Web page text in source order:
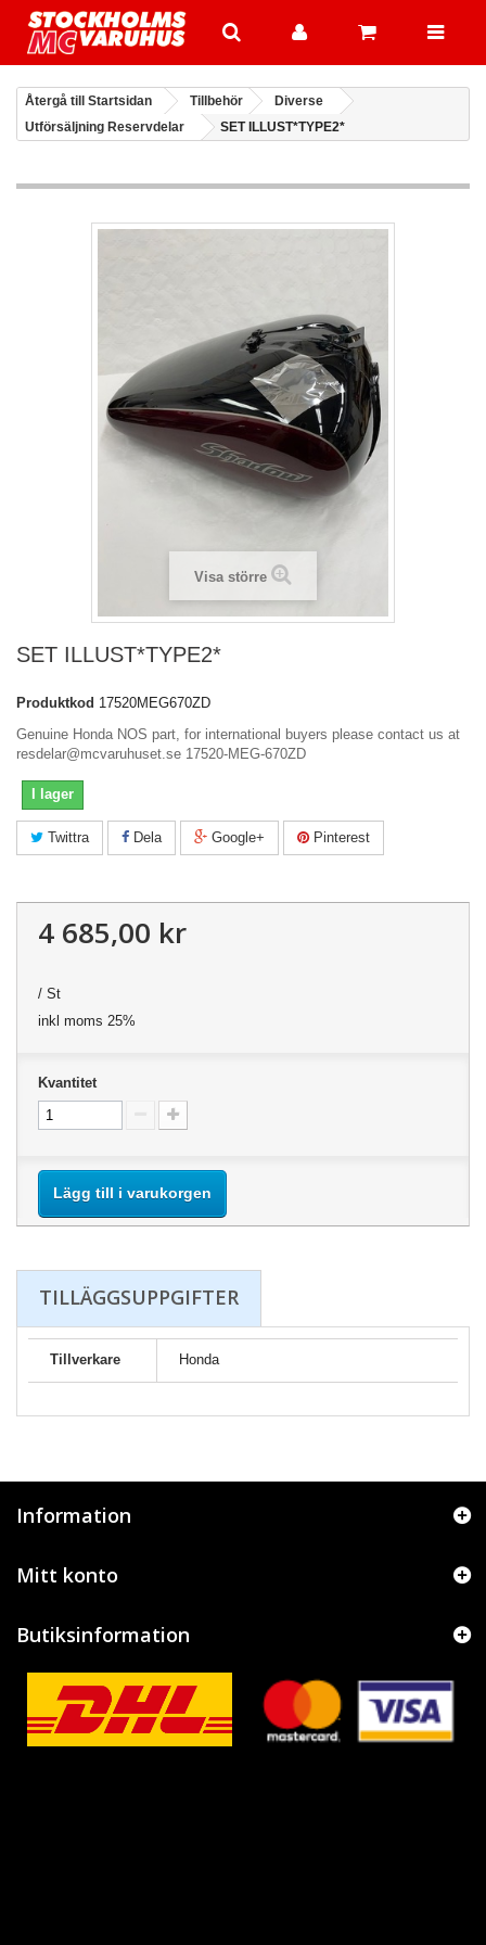
Återgå till Startsidan Tillbehör
Diverse
Utförsäljning Reservdelar
SET ILLUST*TYPE2*
Visa större
SET ILLUST*TYPE2*
Produktkod 17520MEG670ZD
Genuine Honda NOS part, for international buyers please contact us at
resdelar@mcvaruhuset.se 17520-MEG-670ZD
I lager
Twittra Dela Google+ Pinterest
4 685,00 kr
/ St
inkl moms 25%
Kvantitet
Lägg till i varukorgen
TILLÄGGSUPPGIFTER
Tillverkare Honda
Information
Mitt konto
Butiksinformation